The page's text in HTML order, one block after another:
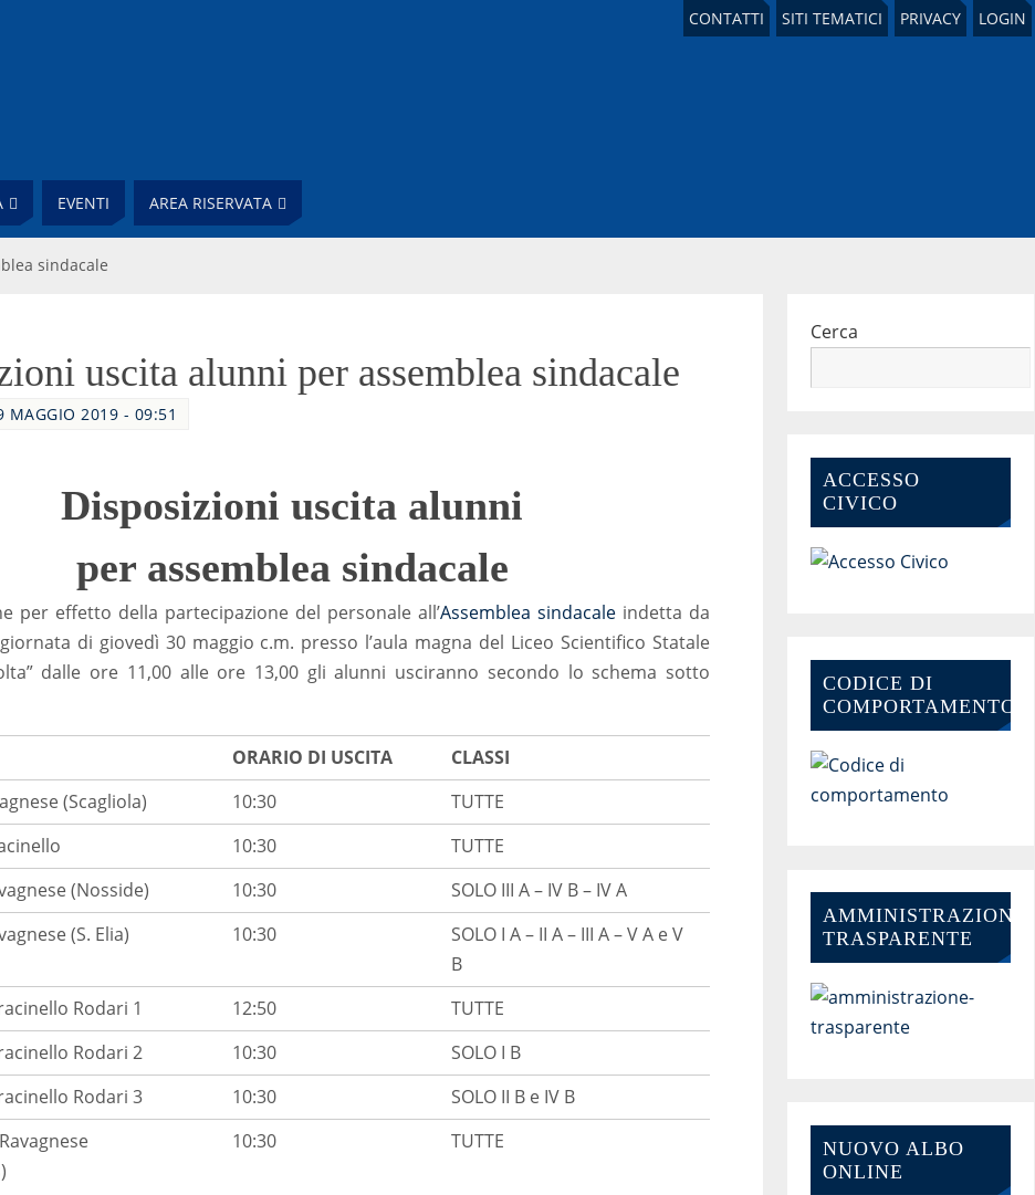
CONTATTI SITI TEMATICI PRIVACY LOGIN
EVENTI AREA RISERVATA
sindacale
uscita alunni per assemblea sindacale
MAGGIO 2019 - 09:51
Disposizioni uscita alunni
per assemblea sindacale
per effetto della partecipazione del personale all’Assemblea sindacale indetta da
giornata di giovedì 30 maggio c.m. presso l’aula magna del Liceo Scientifico Statale
dalle ore 11,00 alle ore 13,00 gli alunni usciranno secondo lo schema sotto
ORARIO DI USCITA
CLASSI
(Scagliola)
10:30
TUTTE
10:30
TUTTE
(Nosside)
10:30
SOLO III A – IV B – IV A
(S. Elia)
10:30
SOLO I A – II A – III A – V A e V
B
Rodari 1
12:50
TUTTE
Rodari 2
10:30
SOLO I B
Rodari 3
10:30
SOLO II B e IV B
10:30 TUTTE
Cerca
ACCESSO
CIVICO
CODICE DI
COMPORTAMENTO
AMMINISTRAZIONE-
TRASPARENTE
NUOVO ALBO
ONLINE